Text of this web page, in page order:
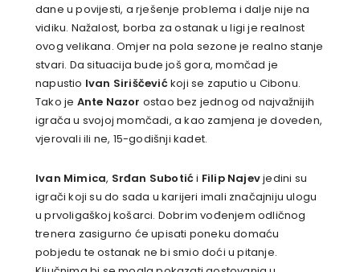
dane u povijesti, a rješenje problema i dalje nije na
vidiku. Nažalost, borba za ostanak u ligi je realnost
ovog velikana. Omjer na pola sezone je realno stanje
stvari. Da situacija bude još gora, momčad je
napustio Ivan Siriščevićkoji se zaputio u Cibonu.
Tako je Ante Nazor ostao bez jednog od najvažnijih
igrača u svojoj momčadi, a kao zamjena je doveden,
vjerovali ili ne, 15-godišnji kadet.
Ivan Mimica, Srđan Subotići Filip Najevjedini su
igrači koji su do sada u karijeri imali značajniju ulogu
u prvoligaškoj košarci. Dobrim vođenjem odličnog
trenera zasigurno će upisati poneku domaću
pobjedu te ostanak ne bi smio doći u pitanje.